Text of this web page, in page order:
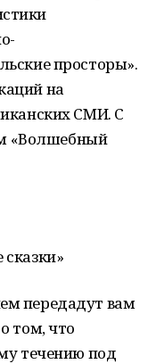
просторы».
на
СМИ. С
«Волшебный
передадут вам
том, что
течению под